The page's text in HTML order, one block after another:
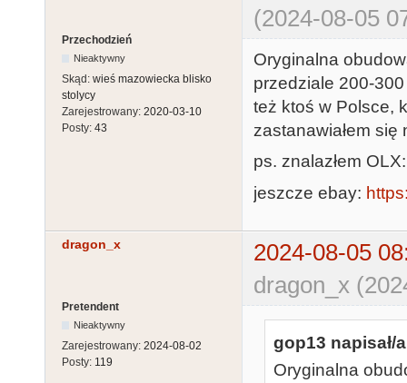
(2024-08-05
Przechodzień
Nieaktywny
Skąd: wieś mazowiecka blisko
stolycy
Zarejestrowany: 2020-03-10
Posty: 43
Oryginalna
przedziale 200-
też ktoś w Polsce,
zastanawiałem się
ps. znalazłem
jeszcze ebay:
dragon_x
2024-08-05
dragon_x
Pretendent
Nieaktywny
Zarejestrowany: 2024-08-02
Posty: 119
gop13 napisał/
Oryginalna